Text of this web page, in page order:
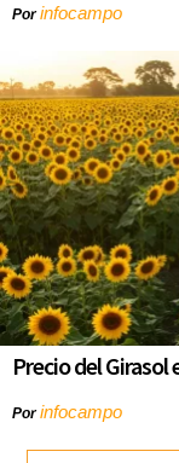
Porinfocampo
Precio del Girasol
Porinfocampo